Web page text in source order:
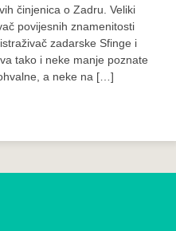
činjenica o Zadru. Veliki
povijesnih znamenitosti
zadarske Sfinge i
tako i neke manje poznate
a neke na […]